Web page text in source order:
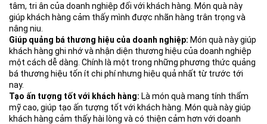
tâm, tri ân của doanh nghiệp đối với khách hàng. Món quà này
giúp khách hàng cảm thấy mình được nhãn hàng trân trọng và
nâng niu.
Giúp quảng bá thương hiệu của doanh nghiệp: Món quà này giúp
khách hàng ghi nhớ và nhận diện thương hiệu của doanh nghiệp
một cách dễ dàng. Chính là một trong những phương thức quảng
bá thương hiệu tốn ít chi phí nhưng hiệu quả nhất từ trước tới
nay.
Tạo ấn tượng tốt với khách hàng: Là món quà mang tính thẩm
mỹ cao, giúp tạo ấn tượng tốt với khách hàng. Món quà này giúp
khách hàng cảm thấy hài lòng và có thiện cảm hơn với doanh